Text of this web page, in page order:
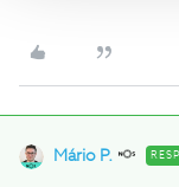
Mário P.